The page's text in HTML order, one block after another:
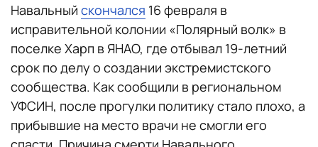
Навальный скончался 16 февраля в
исправительной колонии «Полярный волк» в
поселке Харп в ЯНАО, где отбывал 19-летний
срок по делу о создании экстремистского
сообщества. Как сообщили в региональном
УФСИН, после прогулки политику стало плохо, а
прибывшие на место врачи не смогли его